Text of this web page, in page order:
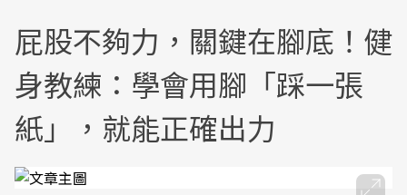
屁股不夠力，關鍵在腳底！健
身教練：學會用腳「踩一張
紙」，就能正確出力